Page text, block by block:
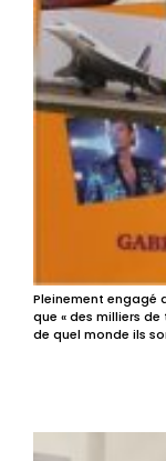
Pleinement engagé
que « des milliers
de quel monde ils